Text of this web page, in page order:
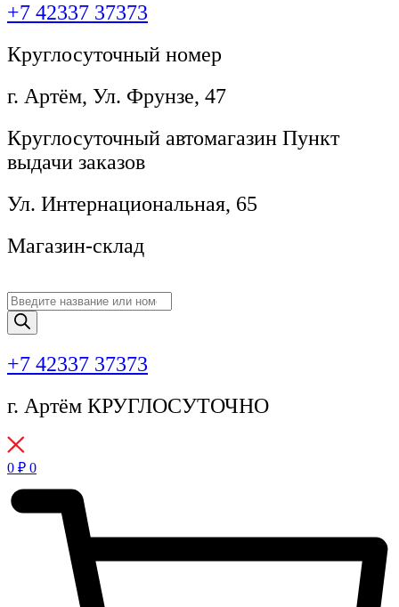
+7 42337 37373
Круглосуточный номер
г. Артём, ​Ул. Фрунзе, 47
Круглосуточный автомагазин Пункт
выдачи заказов
Ул. Интернациональная, 65
Магазин-склад
Поиск
товаров
+7 42337 37373
г. Артём КРУГЛОСУТОЧНО
0 ₽ 0